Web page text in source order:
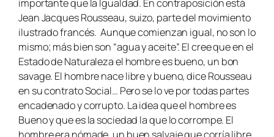
importante que la Igualdad. En contraposición está
Jean Jacques Rousseau, suizo, parte del movimiento
ilustrado francés. Aunque comienzan igual, no son lo
mismo; más bien son “agua y aceite”. El cree que en el
Estado de Naturaleza el hombre es bueno, un bon
savage. El hombre nace libre y bueno, dice Rousseau
en su contrato Social… Pero se lo ve por todas partes
encadenado y corrupto. La idea que el hombre es
Bueno y que es la sociedad la que lo corrompe. El